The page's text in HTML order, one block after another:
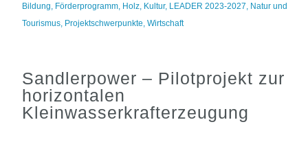
Bildung, Förderprogramm, Holz, Kultur, LEADER 2023-2027, Natur und
Tourismus, Projektschwerpunkte,Wirtschaft
Sandlerpower – Pilotprojekt zur
horizontalen
Kleinwasserkrafterzeugung